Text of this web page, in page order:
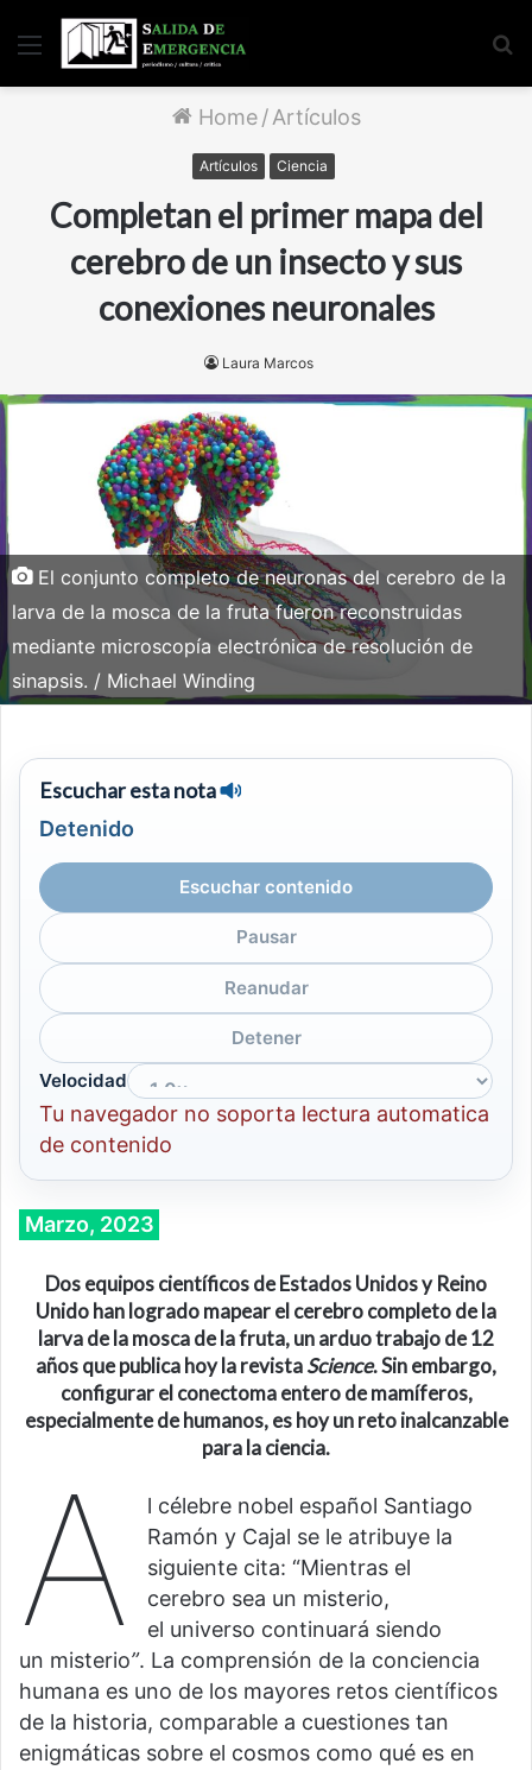
Menu
Home /Artículos
Artículos Ciencia
Completan el primer mapa del
cerebro de un insecto y sus
conexiones neuronales
Laura Marcos
El conjunto completo de neuronas del cerebro de la
larva de la mosca de la fruta fueron reconstruidas
mediante microscopía electrónica de resolución de
sinapsis. / Michael Winding
Escuchar esta nota
Detenido
Escuchar contenido
Pausar
Reanudar
Detener
Velocidad
Tu navegador no soporta lectura automatica
de contenido
Marzo, 2023
Dos equipos científicos de Estados Unidosy Reino
Unido han logrado mapear el cerebro completo de la
larva de la mosca de la fruta, un arduo trabajo de 12
años que publica hoy la revistaScience. Sin embargo,
configurar el conectoma entero de mamíferos,
especialmente de humanos, es hoy un reto inalcanzable
para la ciencia.
A
l célebre nobel español Santiago
Ramón y Cajal se le atribuye la
siguiente cita: “Mientras el
cerebro sea un misterio,
el universo continuará siendo
un misterio”. La comprensión de la conciencia
humana es uno de los mayores retos científicos
de la historia, comparable a cuestiones tan
enigmáticas sobre el cosmos como qué es en